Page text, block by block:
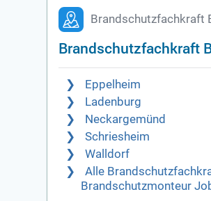
Brandschutzfachkraft
Brandschutzfachkraft
Eppelheim
Ladenburg
Neckargemünd
Schriesheim
Walldorf
Alle
Brandschutzmonteur